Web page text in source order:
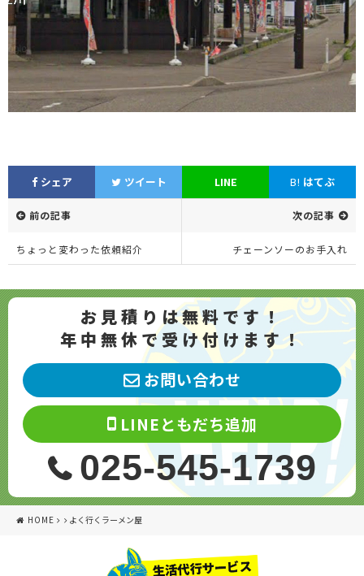
シェア ツイート LINE B! はてぶ
前の記事
ちょっと変わった依頼紹介
次の記事
チェーンソーのお手入れ
お見積りは無料です！
年中無休で受け付けます！
お問い合わせ
LINEともだち追加
025-545-1739
HOME よく行くラーメン屋